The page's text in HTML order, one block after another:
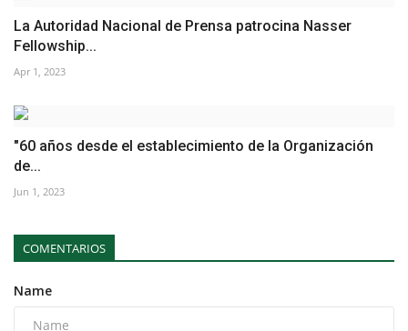
La Autoridad Nacional de Prensa patrocina Nasser
Fellowship...
Apr 1, 2023
"60 años desde el establecimiento de la Organización
de...
Jun 1, 2023
COMENTARIOS
Name